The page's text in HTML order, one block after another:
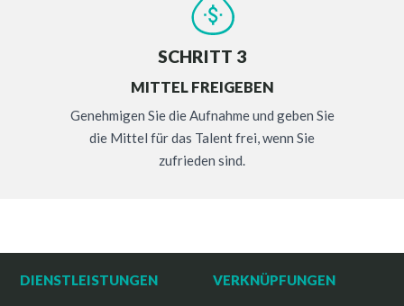
SCHRITT 3
MITTEL FREIGEBEN
Genehmigen Sie die Aufnahme und geben Sie
die Mittel für das Talent frei, wenn Sie
zufrieden sind.
DIENSTLEISTUNGEN VERKNÜPFUNGEN